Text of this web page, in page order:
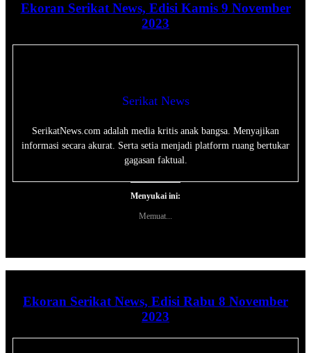
Ekoran Serikat News, Edisi Kamis 9 November
2023
Serikat News
SerikatNews.com adalah media kritis anak bangsa. Menyajikan
informasi secara akurat. Serta setia menjadi platform ruang bertukar
gagasan faktual.
Menyukai ini:
Memuat...
Ekoran Serikat News, Edisi Rabu 8 November
2023